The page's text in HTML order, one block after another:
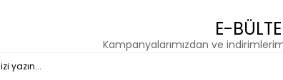
E-
Kampanyalarımızdan ve